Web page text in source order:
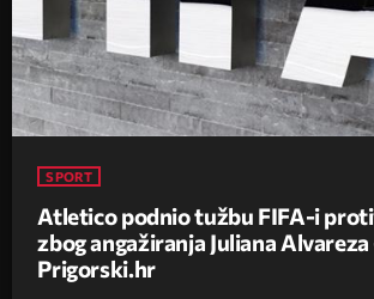
SPORT
Atletico podnio tužbu FIFA-i
zbog angažiranja Juliana Alvareza
Prigorski.hr